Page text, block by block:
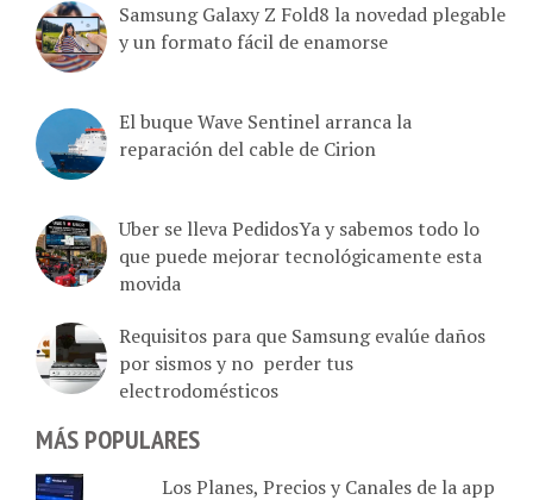
Samsung Galaxy Z Fold8 la novedad plegable
y un formato fácil de enamorse
El buque Wave Sentinel arranca la
reparación del cable de Cirion
Uber se lleva PedidosYa y sabemos todo lo
que puede mejorar tecnológicamente esta
movida
Requisitos para que Samsung evalúe daños
por sismos y no perder tus
electrodomésticos
MÁS POPULARES
Los Planes, Precios y Canales de la app